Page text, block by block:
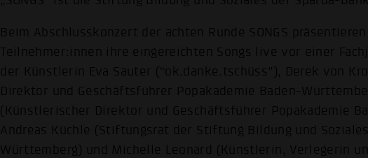
Beim Abschlusskonzert der achten Runde SONGS
Teilnehmer:innen ihre eingereichten Songs live vor einer
der Künstlerin Eva Sauter (“ok.danke.tschüss”), Derek von
Direktor und Geschäftsführer Popakademie Baden-
(Künstlerischer Direktor und Geschäftsführer Popakademie
Andreas Küchle (Stiftungsrat der Stiftung Bildung und
Württemberg) und Michelle Leonard (Künstlerin, Verlegerin